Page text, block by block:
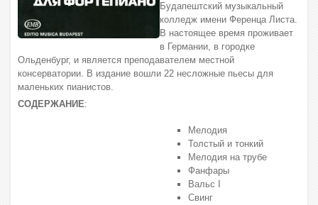
Будапештский музыкальный
колледж имени Ференца Листа.
В настоящее время проживает
в Германии, в городке
Ольденбург, и является преподавателем местной
консерватории. В издание вошли 22 несложные пьесы для
маленьких пианистов.
СОДЕРЖАНИЕ:
Мелодия
Толстый и тонкий
Мелодия на трубе
Фанфары
Вальс I
Свинг